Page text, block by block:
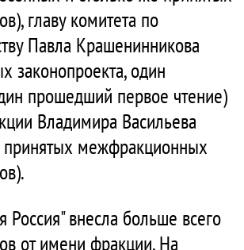
главу комитета по
Павла Крашенинникова
законопроекта, один
прошедший первое чтение)
Владимира Васильева
принятых межфракционных
Россия" внесла больше всего
от имени фракции. На